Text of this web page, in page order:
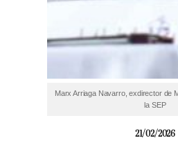
Marx Arriaga Navarro, exdirector de
la SEP
21/02/2026